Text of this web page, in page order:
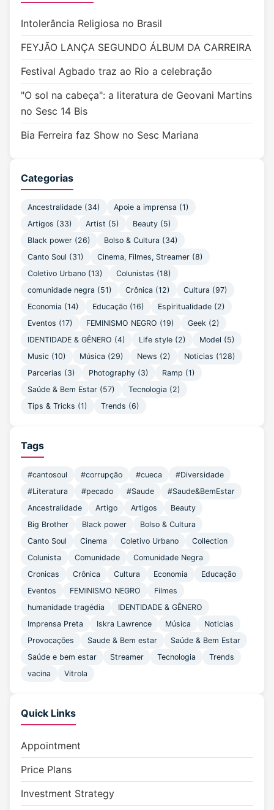
Intolerância Religiosa no Brasil
FEYJÃO LANÇA SEGUNDO ÁLBUM DA CARREIRA
Festival Agbado traz ao Rio a celebração
"O sol na cabeça": a literatura de Geovani Martins
no Sesc 14 Bis
Bia Ferreira faz Show no Sesc Mariana
Categorias
Ancestralidade (34)
Apoie a imprensa (1)
Artigos (33)
Artist (5)
Beauty (5)
Black power (26)
Bolso & Cultura (34)
Canto Soul (31)
Cinema, Filmes, Streamer (8)
Coletivo Urbano (13)
Colunistas (18)
comunidade negra (51)
Crônica (12)
Cultura (97)
Economia (14)
Educação (16)
Espiritualidade (2)
Eventos (17)
FEMINISMO NEGRO (19)
Geek (2)
IDENTIDADE & GÊNERO (4)
Life style (2)
Model (5)
Music (10)
Música (29) News (2)
Noticias (128)
Parcerias (3)
Photography (3)
Ramp (1)
Saúde & Bem Estar (57)
Tecnologia (2)
Tips & Tricks (1)
Trends (6)
Tags
#cantosoul #corrupção #cueca
#Diversidade
#Literatura
#pecado #Saude
#Saude&BemEstar
Ancestralidade
Artigo Artigos
Beauty
Big Brother
Black power
Bolso & Cultura
Canto Soul
Cinema Coletivo Urbano
Collection
Colunista
Comunidade
Comunidade Negra
Cronicas
Crônica Cultura Economia
Educação
Eventos
FEMINISMO NEGRO
Filmes
humanidade tragédia
IDENTIDADE & GÊNERO
Imprensa Preta
Iskra Lawrence Música
Noticias
Provocações
Saude & Bem estar
Saúde & Bem Estar
Saúde e bem estar
Streamer Tecnologia
Trends
vacina
Vitrola
Quick Links
Appointment
Price Plans
Investment Strategy